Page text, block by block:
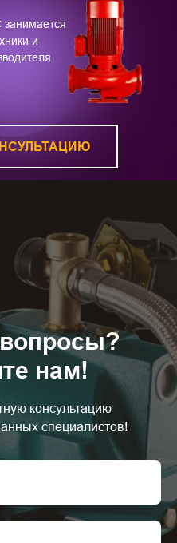
и
нам!
консультацию
специалистов!